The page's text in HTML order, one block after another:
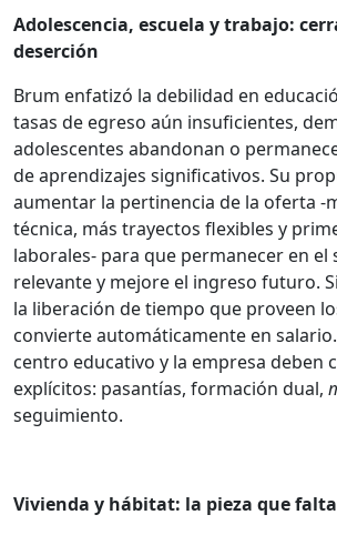
Adolescencia, escuela y trabajo:
deserción
Brum enfatizó la debilidad en
tasas de egreso aún insuficientes,
adolescentes abandonan o
de aprendizajes significativos. Su
aumentar la pertinencia de la oferta -
técnica, más trayectos flexibles y
laborales- para que permanecer en el
relevante y mejore el ingreso futuro.
la liberación de tiempo que proveen
convierte automáticamente en salario.
centro educativo y la empresa deben
explícitos: pasantías, formación dual,
seguimiento.
Vivienda y hábitat: la pieza que